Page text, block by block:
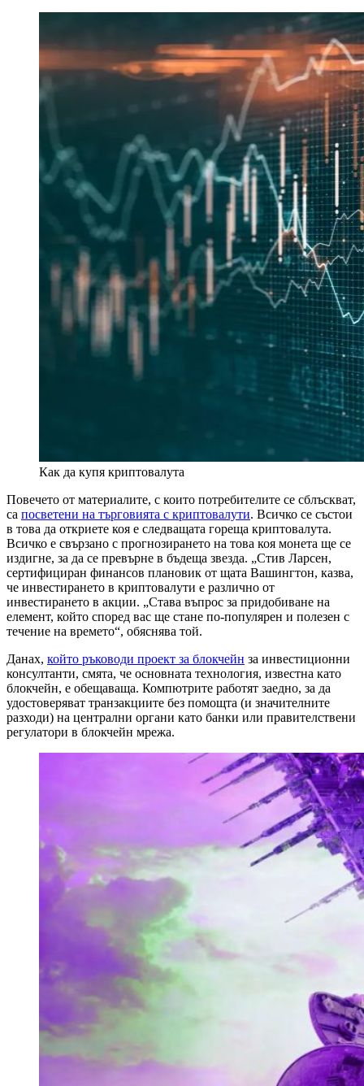
Как да купя криптовалута
Повечето от материалите, с които потребителите се сблъскват,
са посветени на търговията с криптовалути. Всичко се състои
в това да откриете коя е следващата гореща криптовалута.
Всичко е свързано с прогнозирането на това коя монета ще се
издигне, за да се превърне в бъдеща звезда. „Стив Ларсен,
сертифициран финансов плановик от щата Вашингтон, казва,
че инвестирането в криптовалути е различно от
инвестирането в акции. „Става въпрос за придобиване на
елемент, който според вас ще стане по-популярен и полезен с
течение на времето“, обяснява той.
Данах, който ръководи проект за блокчейн за инвестиционни
консултанти, смята, че основната технология, известна като
блокчейн, е обещаваща. Компютрите работят заедно, за да
удостоверяват транзакциите без помощта (и значителните
разходи) на централни органи като банки или правителствени
регулатори в блокчейн мрежа.